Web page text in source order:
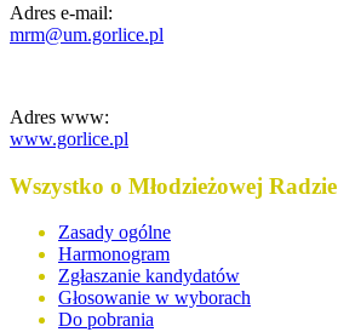
Adres e-mail:
mrm@um.gorlice.pl
Adres www:
www.gorlice.pl
Wszystko o Młodzieżowej Radzie
Zasady ogólne
Harmonogram
Zgłaszanie kandydatów
Głosowanie w wyborach
Do pobrania